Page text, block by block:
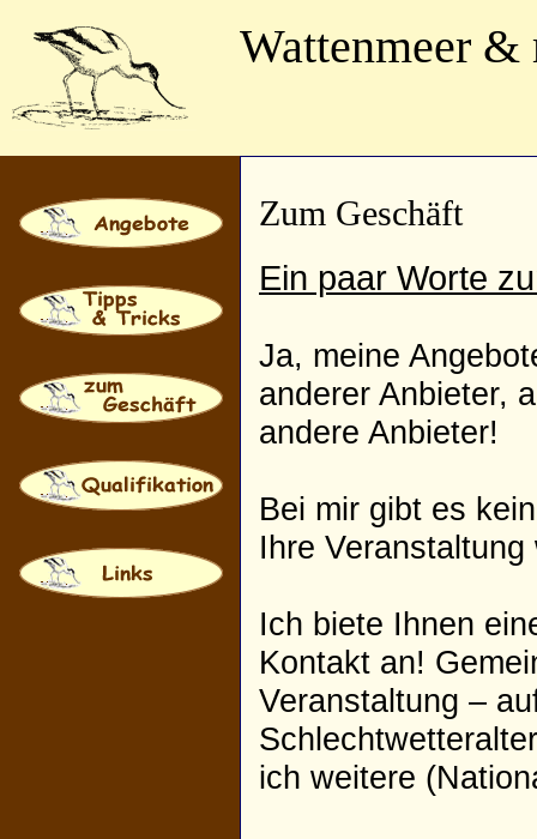
Wattenmeer &
Zum Geschäft
Ein paar Worte
Ja, meine
anderer Anbieter,
andere Anbieter!
Bei mir gibt es
Ihre
Ich biete Ihnen
Kontakt an!
Veranstaltung –
ich weitere